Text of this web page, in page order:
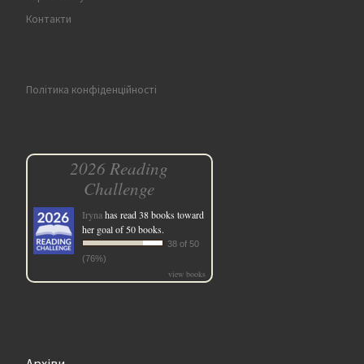
Контакти
Політика конфіденційності
2026 Reading
Challenge
Irynahas read 38 books toward
her goal of 50 books.
38 of 50
(76%)
view books